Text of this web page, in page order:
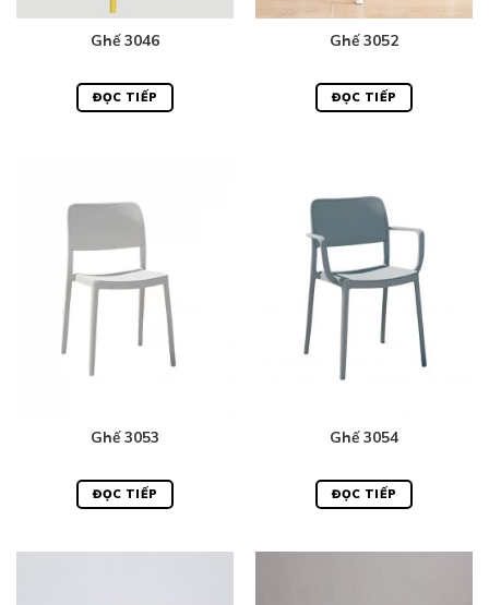
Ghế 3046
ĐỌC TIẾP
Ghế 3052
ĐỌC TIẾP
Ghế 3053
ĐỌC TIẾP
Ghế 3054
ĐỌC TIẾP